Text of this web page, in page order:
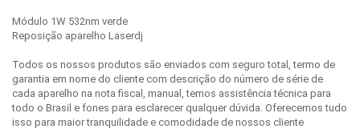
Módulo 1W 532nm verde
Reposição aparelho Laserdj
Todos os nossos produtos são enviados com seguro total, termo de
garantia em nome do cliente com descrição do número de série de
cada aparelho na nota fiscal, manual, temos assistência técnica para
todo o Brasil e fones para esclarecer qualquer dúvida. Oferecemos tudo
isso para maior tranquilidade e comodidade de nossos cliente